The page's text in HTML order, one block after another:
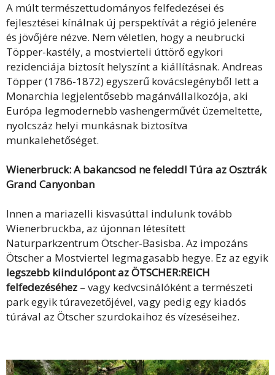
A múlt természettudományos felfedezései és
fejlesztései kínálnak új perspektívát a régió jelenére
és jövőjére nézve. Nem véletlen, hogy a neubrucki
Töpper-kastély, a mostvierteli úttörő egykori
rezidenciája biztosít helyszínt a kiállításnak. Andreas
Töpper (1786-1872) egyszerű kovácslegényből lett a
Monarchia legjelentősebb magánvállalkozója, aki
Európa legmodernebb vashengerművét üzemeltette,
nyolcszáz helyi munkásnak biztosítva
munkalehetőséget.
Wienerbruck: A bakancsod ne feledd! Túra az Osztrák
Grand Canyonban
Innen a mariazelli kisvasúttal indulunk tovább
Wienerbruckba, az újonnan létesített
Naturparkzentrum Ötscher-Basisba. Az impozáns
Ötscher a Mostviertel legmagasabb hegye. Ez az egyik
legszebb kiindulópont az ÖTSCHER:REICH
felfedezéséhez – vagy kedvcsinálóként a természeti
park egyik túravezetőjével, vagy pedig egy kiadós
túrával az Ötscher szurdokaihoz és vízeséseihez.